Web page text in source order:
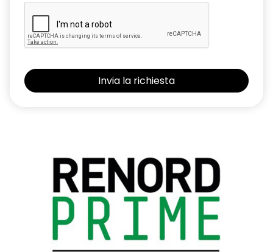
Sedile guida a 6 vie con funzione massaggio e regolazione
lombare
Sedili posteriori reclinabili e sdoppiati 60:40
Smart central tunnel con bracciolo centrale anteriore
Specchietti esterni riscaldati e richiudibili con luce
Specchietto retrovisore interno elettrocromico (giorno /
notte automatico) frameless